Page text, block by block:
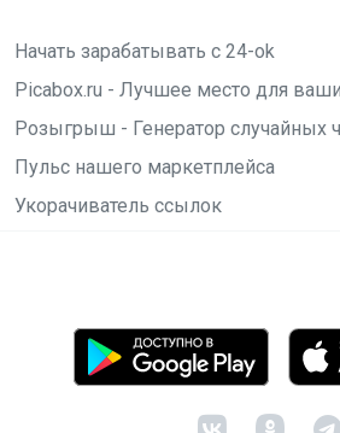
Начать зарабатывать с 24-ok
Picabox.ru - Лучшее место для
Розыгрыш - Генератор случайных
Пульс нашего маркетплейса
Укорачиватель ссылок